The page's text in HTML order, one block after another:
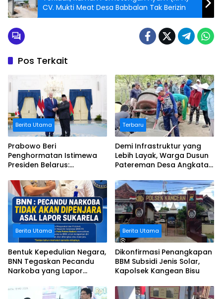
CV. Mukti Meat Desa Babbalan Tak Berizin
Pos Terkait
Berita Utama
Prabowo Beri
Penghormatan Istimewa
Presiden Belarus:
Negara
Terbaru
Demi Infrastruktur yang
Lebih Layak, Warga Dusun
Patereman Desa Angkatan
Jalan Rusak
Berita Utama
Bentuk Kepedulian Negara,
BNN Tegaskan Pecandu
Narkoba yang Lapor
Dipenjara
Berita Utama
Dikonfirmasi Penangkapan
BBM Subsidi Jenis Solar,
Kapolsek Kangean Bisu